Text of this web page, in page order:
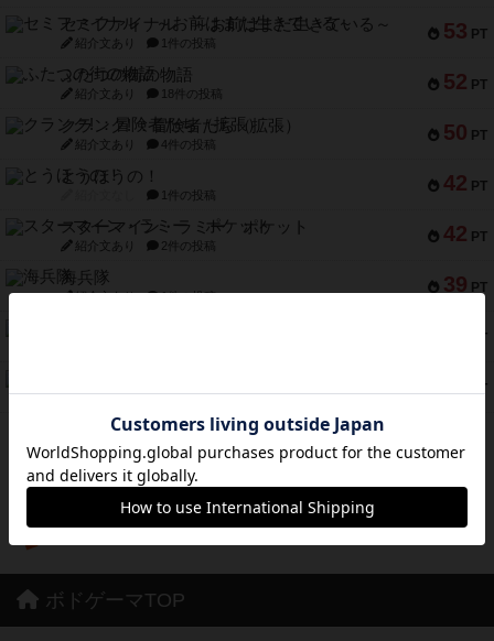
53 PT
セミファイナル ～お前はまだ生きている～
紹介文あり 1件の投稿
52 PT
ふたつの街の物語
紹介文あり 18件の投稿
50 PT
クランク! ：冒険者たち（拡張）
紹介文あり 4件の投稿
42 PT
とうほうの！
1件の投稿
42 PT
スターマイン・ラミー ポケット
紹介文あり 2件の投稿
39 PT
海兵隊
紹介文あり 1件の投稿
PT
PT
紹介文なし 2件の投稿
※App Store は、Apple Inc.のサービスマークです。
※Android は、グーグル インコーポレイテッドの商標または登録商標です。
※Google Play とそのロゴは、Google Inc.の商標または登録商標です。
ボドゲーマTOP